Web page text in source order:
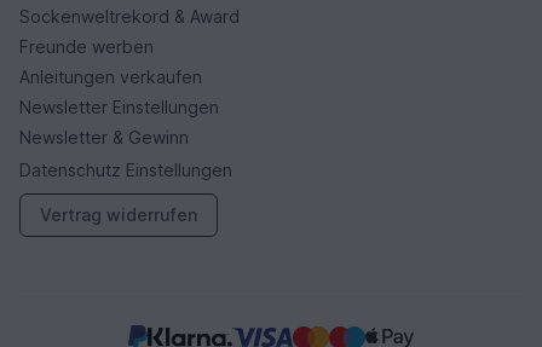
Sockenweltrekord & Award
Freunde werben
Anleitungen verkaufen
Newsletter Einstellungen
Newsletter & Gewinn
Datenschutz Einstellungen
Vertrag widerrufen